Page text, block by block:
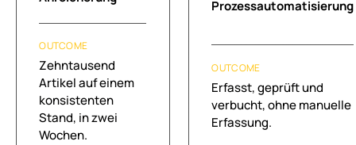
OUTCOME
Zehntausend
Artikel auf einem
konsistenten
Stand, in zwei
Wochen.
Prozessautomatisierung
OUTCOME
Erfasst, geprüft und
verbucht, ohne manuelle
Erfassung.